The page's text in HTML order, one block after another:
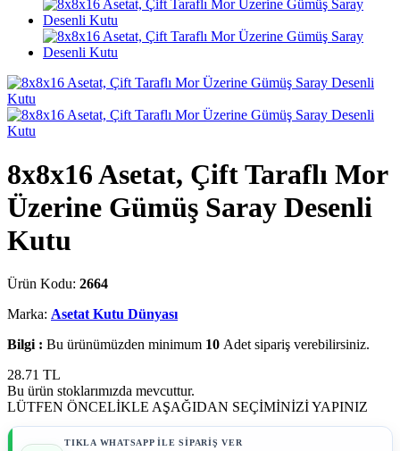
8x8x16 Asetat, Çift Taraflı Mor
Üzerine Gümüş Saray Desenli
Kutu
Ürün Kodu: 2664
Marka: Asetat Kutu Dünyası
Bilgi : Bu ürünümüzden minimum 10 Adet sipariş verebilirsiniz.
28.71 TL
Bu ürün stoklarımızda mevcuttur.
LÜTFEN ÖNCELİKLE AŞAĞIDAN SEÇİMİNİZİ YAPINIZ
TIKLA WHATSAPP İLE SİPARİŞ VER